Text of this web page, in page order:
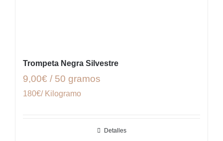
Trompeta Negra Silvestre
9,00€ / 50 gramos
180€/ Kilogramo
Detalles